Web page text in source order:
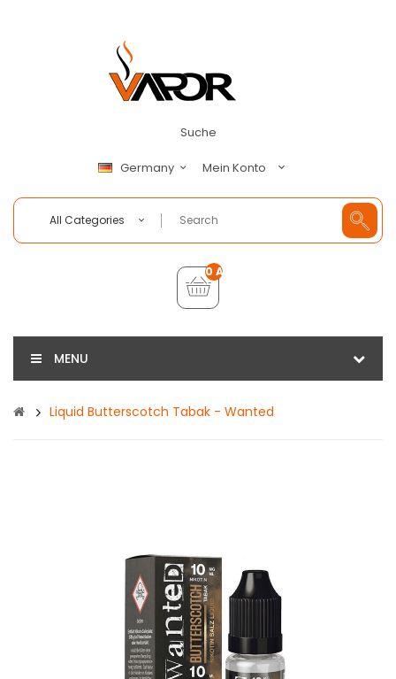
Suche
Germany Mein Konto
All Categories
0 Artikel - €0,00
MENU
Liquid Butterscotch Tabak - Wanted